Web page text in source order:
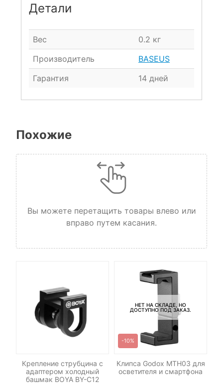
Детали
Вес
0.2 кг
Производитель
BASEUS
Гарантия
14 дней
Похожие
Вы можете перетащить товары влево или
вправо путем касания.
Крепление струбцина с
адаптером холодный
башмак BOYA BY-C12
НЕТ НА СКЛАДЕ, НО
ДОСТУПНО ПОД ЗАКАЗ.
-10%
Клипса Godox MTH03 для
осветителя и смартфона